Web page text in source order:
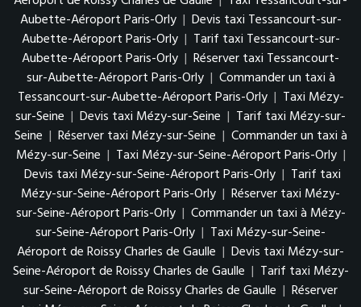
Aubette-Aéroport Paris-Orly | Devis taxi Tessancourt-sur-
Aubette-Aéroport Paris-Orly | Tarif taxi Tessancourt-sur-
Aubette-Aéroport Paris-Orly | Réserver taxi Tessancourt-
sur-Aubette-Aéroport Paris-Orly | Commander un taxi à
Tessancourt-sur-Aubette-Aéroport Paris-Orly | Taxi Mézy-
sur-Seine | Devis taxi Mézy-sur-Seine | Tarif taxi Mézy-sur-
Seine | Réserver taxi Mézy-sur-Seine | Commander un taxi à
Mézy-sur-Seine | Taxi Mézy-sur-Seine-Aéroport Paris-Orly |
Devis taxi Mézy-sur-Seine-Aéroport Paris-Orly | Tarif taxi
Mézy-sur-Seine-Aéroport Paris-Orly | Réserver taxi Mézy-
sur-Seine-Aéroport Paris-Orly | Commander un taxi à Mézy-
sur-Seine-Aéroport Paris-Orly | Taxi Mézy-sur-Seine-
Aéroport de Roissy Charles de Gaulle | Devis taxi Mézy-sur-
Seine-Aéroport de Roissy Charles de Gaulle | Tarif taxi Mézy-
sur-Seine-Aéroport de Roissy Charles de Gaulle | Réserver